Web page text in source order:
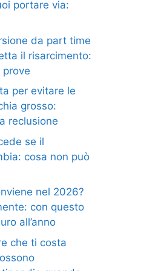
portare via:
da part time
il risarcimento:
per evitare le
grosso:
reclusione
se il
cosa non può
nel 2026?
con questo
all’anno
che ti costa